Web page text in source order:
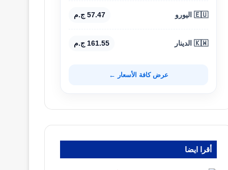
🇪🇺 اليورو 57.47 ج.م
🇰🇼 الدينار 161.55 ج.م
عرض كافة الأسعار ←
أقرا ايضا